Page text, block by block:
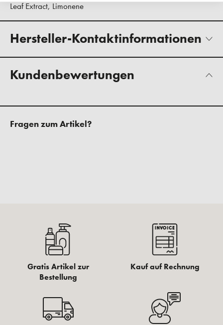
Leaf Extract, Limonene
Hersteller-Kontaktinformationen
Kundenbewertungen
Fragen zum Artikel?
Gratis Artikel zur
Bestellung
Kauf auf Rechnung